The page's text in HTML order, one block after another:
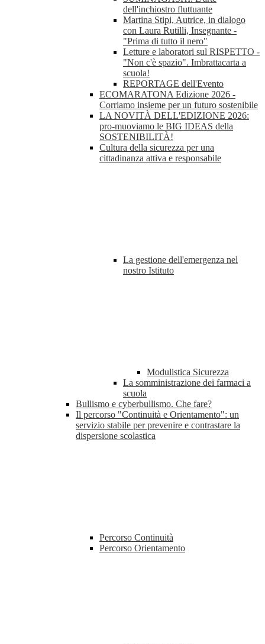
dell'inchiostro fluttuante
Martina Stipi, Autrice, in dialogo
con Laura Rutilli, Insegnante -
"Prima di tutto il nero"
Letture e laboratori sul RISPETTO -
"Non c'è spazio". Imbrattacarta a
scuola!
REPORTAGE dell'Evento
ECOMARATONA Edizione 2026 -
Corriamo insieme per un futuro sostenibile
LA NOVITÀ DELL'EDIZIONE 2026:
pro-muoviamo le BIG IDEAS della
SOSTENIBILITÀ!
Cultura della sicurezza per una
cittadinanza attiva e responsabile
La gestione dell'emergenza nel
nostro Istituto
Modulistica Sicurezza
La somministrazione dei farmaci a
scuola
Bullismo e cyberbullismo. Che fare?
Il percorso "Continuità e Orientamento": un
servizio stabile per prevenire e contrastare la
dispersione scolastica
Percorso Continuità
Percorso Orientamento